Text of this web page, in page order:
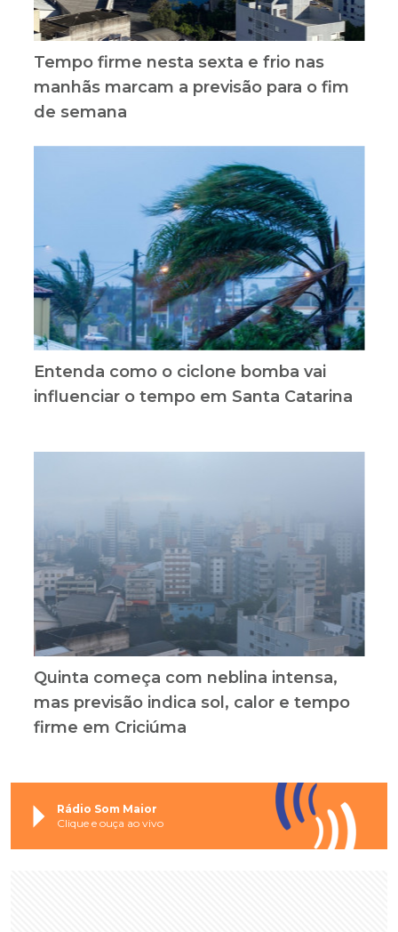
Tempo firme nesta sexta e frio nas
manhãs marcam a previsão para o fim
de semana
Entenda como o ciclone bomba vai
influenciar o tempo em Santa Catarina
Quinta começa com neblina intensa,
mas previsão indica sol, calor e tempo
firme em Criciúma
Rádio Som Maior
Clique e ouça ao vivo